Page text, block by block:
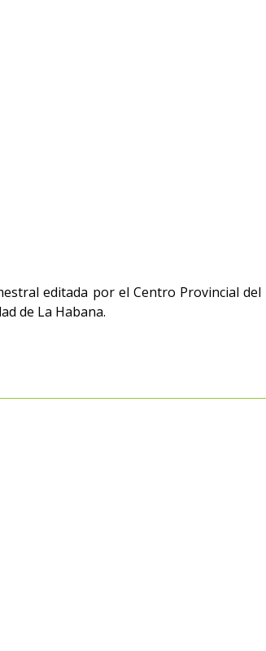
editada por el Centro Provincial
de La Habana.